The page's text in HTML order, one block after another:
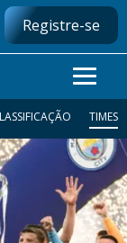
Registre-se
TIMES